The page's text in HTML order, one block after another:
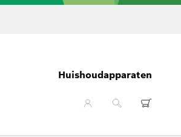
Huishoudapparaten